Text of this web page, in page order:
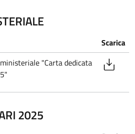
Scarica
"Carta dedicata
2025